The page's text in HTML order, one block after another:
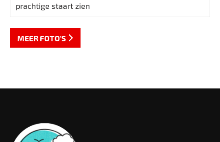
prachtige staart zien
MEER FOTO'S